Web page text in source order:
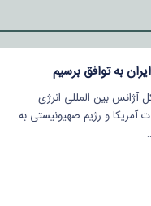
به توافق برسیم
آژانس بین المللی انرژی
آمریکا و رژیم صهیونیستی به